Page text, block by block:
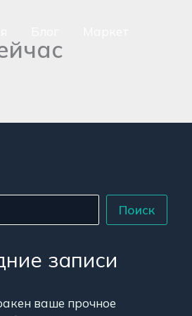
Поиск
записи
ваше прочное